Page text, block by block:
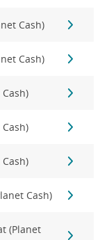
Cash)
Cash)
Cash)
(Planet